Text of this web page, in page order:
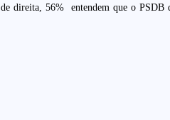
direita, 56% entendem que o